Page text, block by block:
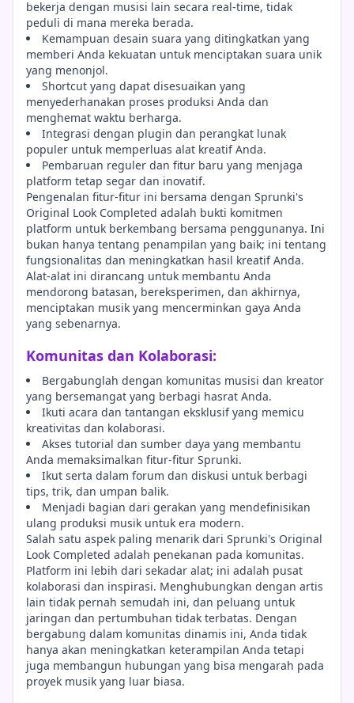
bekerja dengan musisi lain secara real-time, tidak
peduli di mana mereka berada.
Kemampuan desain suara yang ditingkatkan yang
memberi Anda kekuatan untuk menciptakan suara unik
yang menonjol.
Shortcut yang dapat disesuaikan yang
menyederhanakan proses produksi Anda dan
menghemat waktu berharga.
Integrasi dengan plugin dan perangkat lunak
populer untuk memperluas alat kreatif Anda.
Pembaruan reguler dan fitur baru yang menjaga
platform tetap segar dan inovatif.
Pengenalan fitur-fitur ini bersama dengan Sprunki's
Original Look Completed adalah bukti komitmen
platform untuk berkembang bersama penggunanya. Ini
bukan hanya tentang penampilan yang baik; ini tentang
fungsionalitas dan meningkatkan hasil kreatif Anda.
Alat-alat ini dirancang untuk membantu Anda
mendorong batasan, bereksperimen, dan akhirnya,
menciptakan musik yang mencerminkan gaya Anda
yang sebenarnya.
Komunitas dan Kolaborasi:
Bergabunglah dengan komunitas musisi dan kreator
yang bersemangat yang berbagi hasrat Anda.
Ikuti acara dan tantangan eksklusif yang memicu
kreativitas dan kolaborasi.
Akses tutorial dan sumber daya yang membantu
Anda memaksimalkan fitur-fitur Sprunki.
Ikut serta dalam forum dan diskusi untuk berbagi
tips, trik, dan umpan balik.
Menjadi bagian dari gerakan yang mendefinisikan
ulang produksi musik untuk era modern.
Salah satu aspek paling menarik dari Sprunki's Original
Look Completed adalah penekanan pada komunitas.
Platform ini lebih dari sekadar alat; ini adalah pusat
kolaborasi dan inspirasi. Menghubungkan dengan artis
lain tidak pernah semudah ini, dan peluang untuk
jaringan dan pertumbuhan tidak terbatas. Dengan
bergabung dalam komunitas dinamis ini, Anda tidak
hanya akan meningkatkan keterampilan Anda tetapi
juga membangun hubungan yang bisa mengarah pada
proyek musik yang luar biasa.